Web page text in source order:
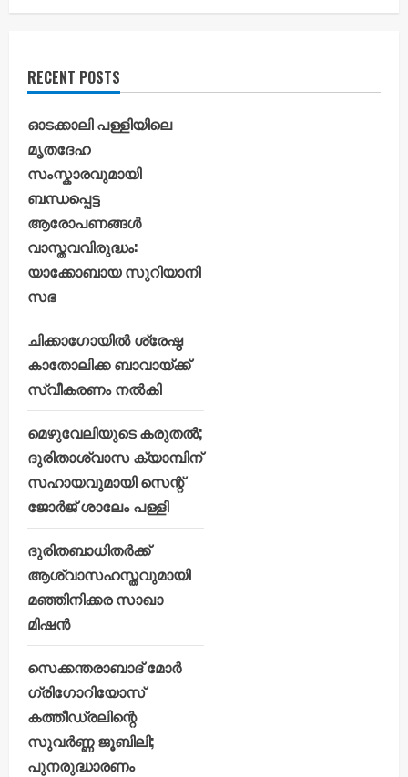
RECENT POSTS
ഓടക്കാലി പള്ളിയിലെ
മൃതദേഹ
സംസ്കാരവുമായി
ബന്ധപ്പെട്ട
ആരോപണങ്ങൾ
വാസ്തവവിരുദ്ധം:
യാക്കോബായ സുറിയാനി
സഭ
ചിക്കാഗോയിൽ ശ്രേഷ്ഠ
കാതോലിക്ക ബാവായ്ക്ക്
സ്വീകരണം നൽകി
മെഴുവേലിയുടെ കരുതൽ;
ദുരിതാശ്വാസ ക്യാമ്പിന്
സഹായവുമായി സെന്റ്
ജോർജ് ശാലേം പള്ളി
ദുരിതബാധിതർക്ക്
ആശ്വാസഹസ്തവുമായി
മഞ്ഞിനിക്കര സാഖാ
മിഷൻ
സെക്കന്തരാബാദ് മോർ
ഗ്രിഗോറിയോസ്
കത്തീഡ്രലിന്റെ
സുവർണ്ണ ജൂബിലി;
പുനരുദ്ധാരണം